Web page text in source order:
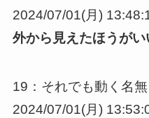
2024/07/01(月)
外から見えたほうがい
19：それでも動く名
2024/07/01(月)